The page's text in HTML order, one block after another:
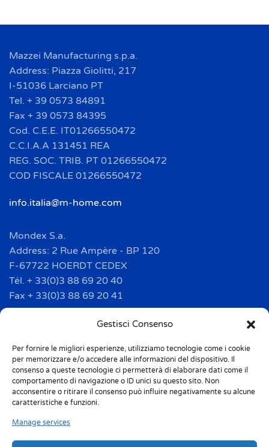
Gestisci Consenso
Per fornire le migliori esperienze, utilizziamo tecnologie come i cookie
per memorizzare e/o accedere alle informazioni del dispositivo. Il
consenso a queste tecnologie ci permetterà di elaborare dati come il
comportamento di navigazione o ID unici su questo sito. Non
acconsentire o ritirare il consenso può influire negativamente su alcune
caratteristiche e funzioni.
Manage services
Mazzei Manufacturing s.p.a.
Address: Piazza Giolitti, 217
I-51036 Larciano PT
Tel. + 39 0573 84891
Fax + 39 0573 84395
Cod. C.E.E. IT01266550472
C.C.I.A.A 131451 REA
REG. SOC. TRIB. PT 01266550472
COD FISCALE 01266550472
info.italia@m-home.com
Mondex S.a.
Address: 2 Rue Ampère - BP 120
F-67722 HOERDT CEDEX
Tél. + 33(0)3 88 69 20 40
Fax + 33(0)3 88 69 20 41
info.france@m-home.com
Mondex Menaje España S.a.
Address: Ctra de Girona, km. 101.5
E-17160 Angles (Girona)
Tel. + 34 9 72 42 32 50
info.spain@m-home.com